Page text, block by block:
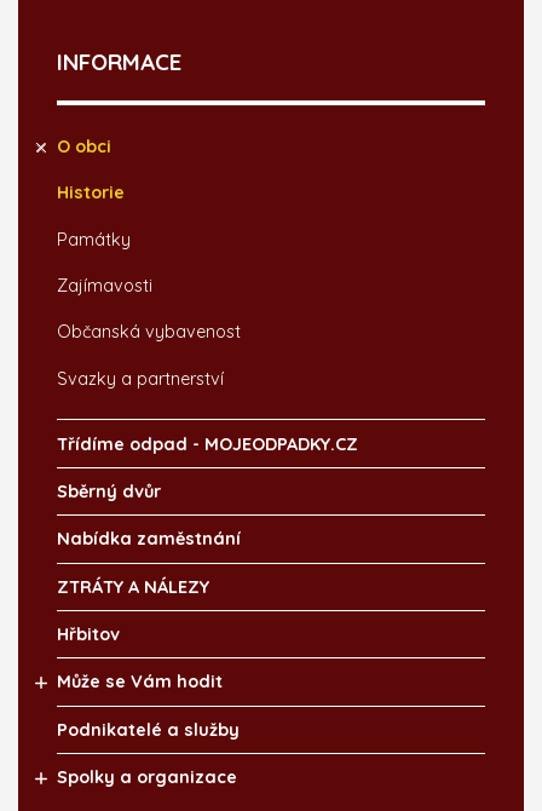
INFORMACE
O obci
Historie
Památky
Zajímavosti
Občanská vybavenost
Svazky a partnerství
Třídíme odpad - MOJEODPADKY.CZ
Sběrný dvůr
Nabídka zaměstnání
ZTRÁTY A NÁLEZY
Hřbitov
Může se Vám hodit
Podnikatelé a služby
Spolky a organizace